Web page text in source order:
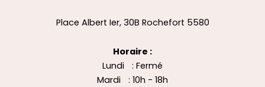
Place Albert Ier, 30B Rochefort 5580
Horaire :
Lundi : Fermé
Mardi : 10h - 18h